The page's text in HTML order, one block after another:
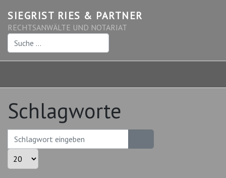
SIEGRIST RIES & PARTNER
RECHTSANWÄLTE UND NOTARIAT
Suchen
Schlagworte
Schlagwort eingeben
Anzeige #